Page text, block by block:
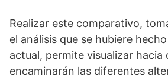
Realizar este comparativo,
el análisis que se hubiere
actual, permite visualizar hacia
encaminarán las diferentes